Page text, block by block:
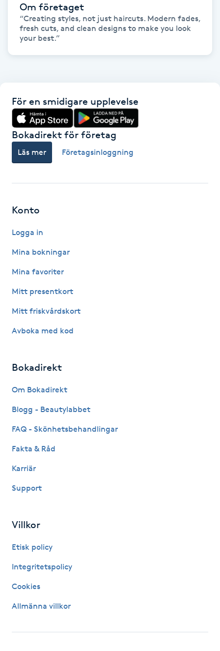
Gel naglar
Gellack med förstärkning
Gravidmassage
Gruppträning
Gua Sha-massage
H
Hatha Yoga
Headspa
Healing
Hollywood Peel
Hot yoga
Hudföryngring
Huduppstramning
Hudvård
Hyaluronsyra
Hyperhidros
Om företaget
“Creating styles, not just haircuts. Modern fades,
fresh cuts, and clean designs to make you look
your best.”
För en smidigare upplevelse
Bokadirekt för företag
Läs mer Företagsinloggning
Konto
Logga in
Mina bokningar
Mina favoriter
Mitt presentkort
Mitt friskvårdskort
Avboka med kod
Bokadirekt
Om Bokadirekt
Blogg - Beautylabbet
FAQ - Skönhetsbehandlingar
Fakta & Råd
Karriär
Support
Villkor
Etisk policy
Integritetspolicy
Cookies
Allmänna villkor